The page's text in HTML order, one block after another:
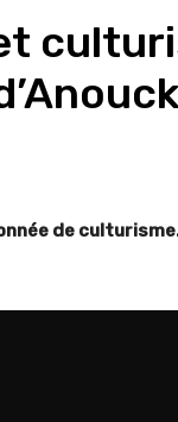
de culturisme.